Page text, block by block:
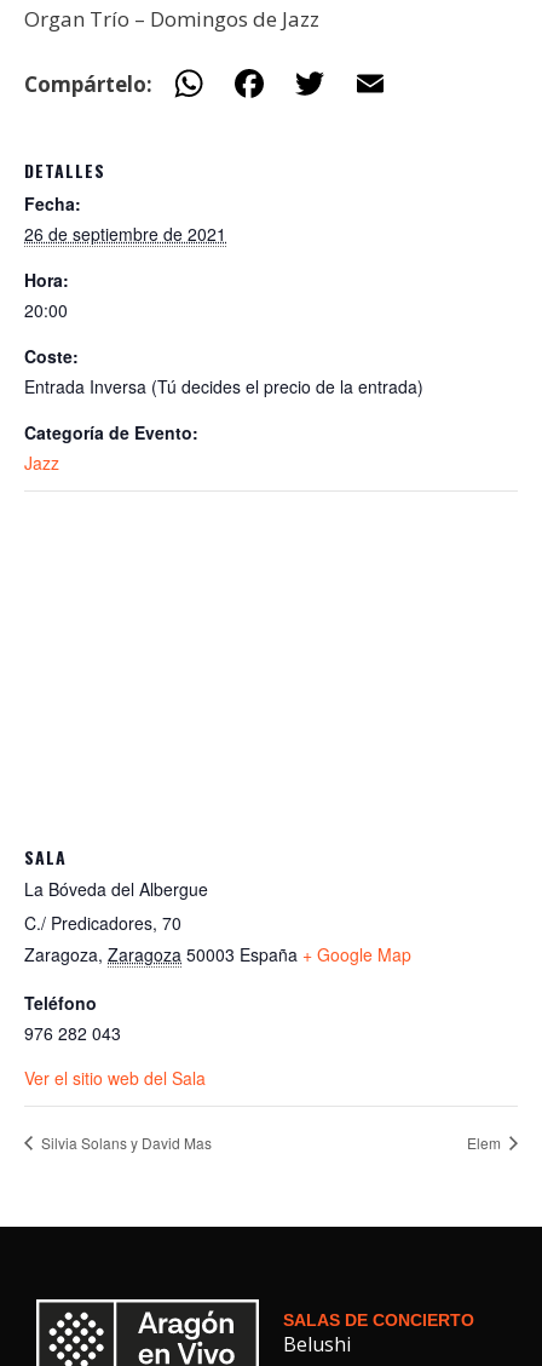
Organ Trío – Domingos de Jazz
Compártelo: W
A
DETALLES
Fecha:
26 de septiembre de 2021
Hora:
20:00
Coste:
Entrada Inversa (Tú decides el precio de la entrada)
Categoría de Evento:
Jazz
SALA
La Bóveda del Albergue
C./ Predicadores, 70
Zaragoza, Zaragoza 50003 España + Google Map
Teléfono
976 282 043
Ver el sitio web del Sala
Silvia Solans y David Mas Elem
SALAS DE CONCIERTO
Belushi